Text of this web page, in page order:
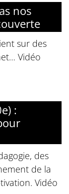
nos
sur des
Vidéo
:
des
de la
Vidéo